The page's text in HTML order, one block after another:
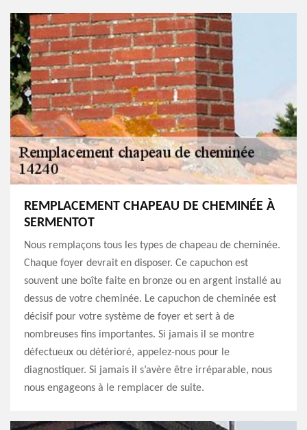
REMPLACEMENT CHAPEAU DE CHEMINÉE À
SERMENTOT
Nous remplaçons tous les types de chapeau de cheminée.
Chaque foyer devrait en disposer. Ce capuchon est
souvent une boîte faite en bronze ou en argent installé au
dessus de votre cheminée. Le capuchon de cheminée est
décisif pour votre système de foyer et sert à de
nombreuses fins importantes. Si jamais il se montre
défectueux ou détérioré, appelez-nous pour le
diagnostiquer. Si jamais il s’avère être irréparable, nous
nous engageons à le remplacer de suite.